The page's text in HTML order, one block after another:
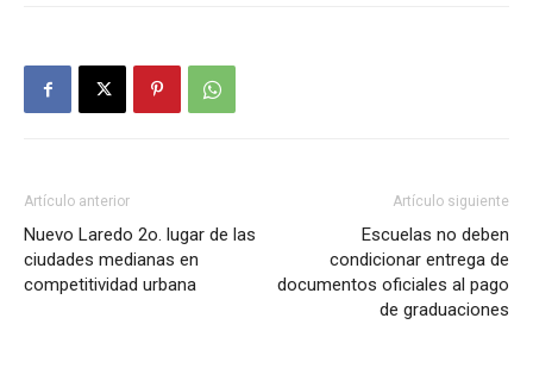
Artículo anterior
Nuevo Laredo 2o. lugar de las
ciudades medianas en
competitividad urbana
Artículo siguiente
Escuelas no deben
condicionar entrega de
documentos oficiales al pago
de graduaciones